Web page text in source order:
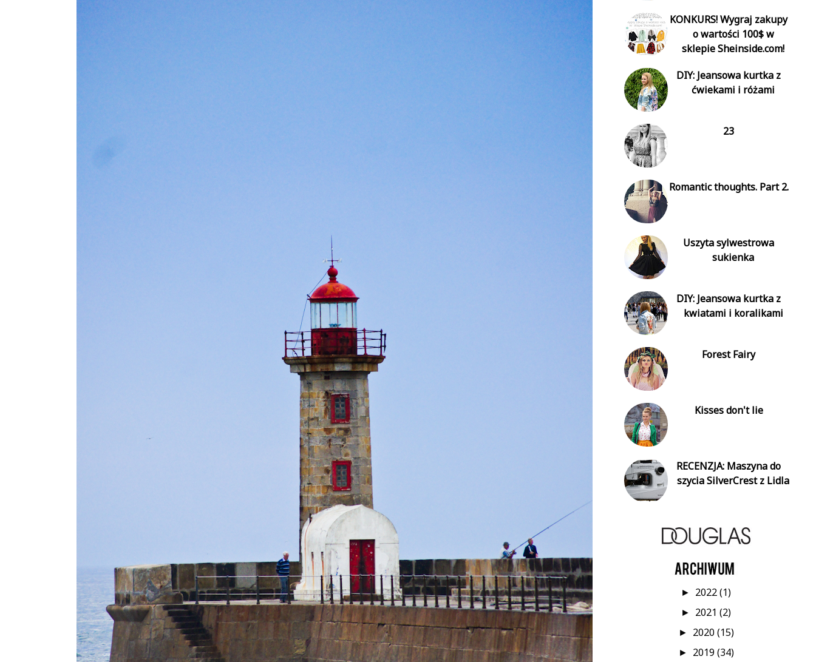
KONKURS! Wygraj zakupy
o wartości 100$ w
sklepie Sheinside.com!
DIY: Jeansowa kurtka z
ćwiekami i różami
23
Romantic thoughts. Part 2.
Uszyta sylwestrowa
sukienka
DIY: Jeansowa kurtka z
kwiatami i koralikami
Forest Fairy
Kisses don't lie
RECENZJA: Maszyna do
szycia SilverCrest z Lidla
► 2022(1)
► 2021(2)
► 2020(15)
► 2019(34)